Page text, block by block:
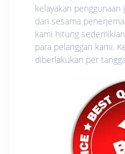
kelayakan
dari sesama
kami hitung
para pelanggan kami.
diberlakukan per